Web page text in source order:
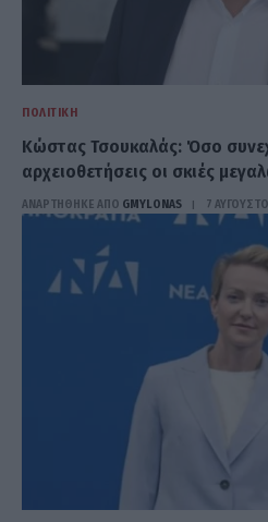
ΠΟΛΙΤΙΚΉ
Κώστας Τσουκαλάς: Όσο
αρχειοθετήσεις οι σκιές
ΑΝΑΡΤΗΘΗΚΕ ΑΠΟ GMYLONAS 7